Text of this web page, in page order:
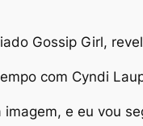
Gossip Girl,
com Cyndi
e eu vou